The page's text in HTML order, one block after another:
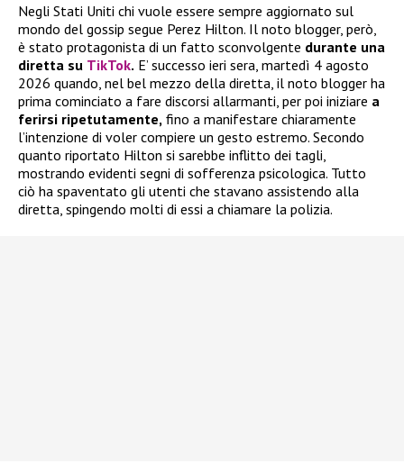
Negli Stati Uniti chi vuole essere sempre aggiornato sul
mondo del gossip segue Perez Hilton. Il noto blogger, però,
è stato protagonista di un fatto sconvolgente durante una
diretta su TikTok. E’ successo ieri sera, martedì 4 agosto
2026 quando, nel bel mezzo della diretta, il noto blogger ha
prima cominciato a fare discorsi allarmanti, per poi iniziare a
ferirsi ripetutamente, fino a manifestare chiaramente
l’intenzione di voler compiere un gesto estremo. Secondo
quanto riportato Hilton si sarebbe inflitto dei tagli,
mostrando evidenti segni di sofferenza psicologica. Tutto
ciò ha spaventato gli utenti che stavano assistendo alla
diretta, spingendo molti di essi a chiamare la polizia.